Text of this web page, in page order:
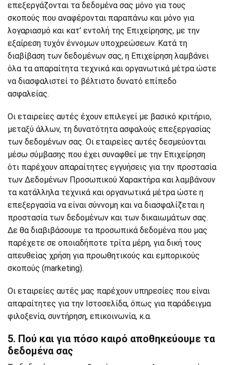
επεξεργάζονται τα δεδομένα σας μόνο για τους
σκοπούς που αναφέρονται παραπάνω και μόνο για
λογαριασμό και κατ’ εντολή της Επιχείρησης, με την
εξαίρεση τυχόν έννομων υποχρεώσεων. Κατά τη
διαβίβαση των δεδομένων σας, η Επιχείρηση λαμβάνει
όλα τα απαραίτητα τεχνικά και οργανωτικά μέτρα ώστε
να διασφαλιστεί το βέλτιστο δυνατό επίπεδο
ασφαλείας.
Οι εταιρείες αυτές έχουν επιλεγεί με βασικό κριτήριο,
μεταξύ άλλων, τη δυνατότητα ασφαλούς επεξεργασίας
των δεδομένων σας. Οι εταιρείες αυτές δεσμεύονται
μέσω σύμβασης που έχει συναφθεί με την Επιχείρηση
ότι παρέχουν απαραίτητες εγγυήσεις για την προστασία
των Δεδομένων Προσωπικού Χαρακτήρα και λαμβάνουν
τα κατάλληλα τεχνικά και οργανωτικά μέτρα ώστε η
επεξεργασία να είναι σύννομη και να διασφαλίζεται η
προστασία των δεδομένων και των δικαιωμάτων σας.
Δε θα διαβιβάσουμε τα προσωπικά δεδομένα που μας
παρέχετε σε οποιαδήποτε τρίτα μέρη, για δική τους
απευθείας χρήση για προωθητικούς και εμπορικούς
σκοπούς (marketing).
Οι εταιρείες αυτές μας παρέχουν υπηρεσίες που είναι
απαραίτητες για την Ιστοσελίδα, όπως για παράδειγμα
φιλοξενία, συντήρηση, επικοινωνία, κ.α.
5. Πού και για πόσο καιρό αποθηκεύουμε τα
δεδομένα σας